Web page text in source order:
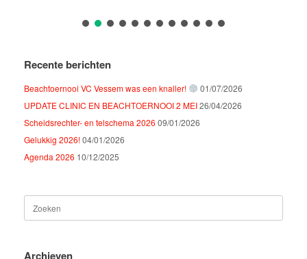
Recente berichten
Beachtoernooi VC Vessem was een knaller!
01/07/2026
UPDATE CLINIC EN BEACHTOERNOOI 2 MEI26/04/2026
Scheidsrechter- en telschema 2026 09/01/2026
Gelukkig 2026!04/01/2026
Agenda 2026 10/12/2025
naar:
Archieven